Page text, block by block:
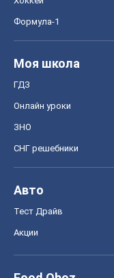
Формула-1
Моя школа
ГДЗ
Онлайн уроки
ЗНО
СНГ решебники
Авто
Тест Драйв
Акции